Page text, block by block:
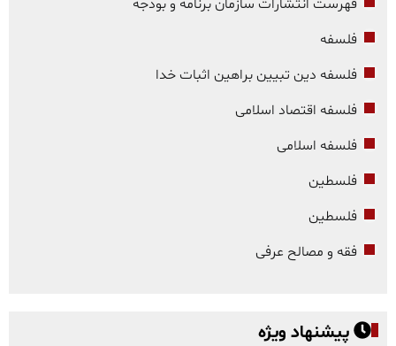
فهرست انتشارات سازمان برنامه و بودجه
فلسفه
فلسفه دین تبیین براهین اثبات خدا
فلسفه اقتصاد اسلامی
فلسفه اسلامی
فلسطین
فلسطین
فقه و مصالح عرفی
پیشنهاد ویژه